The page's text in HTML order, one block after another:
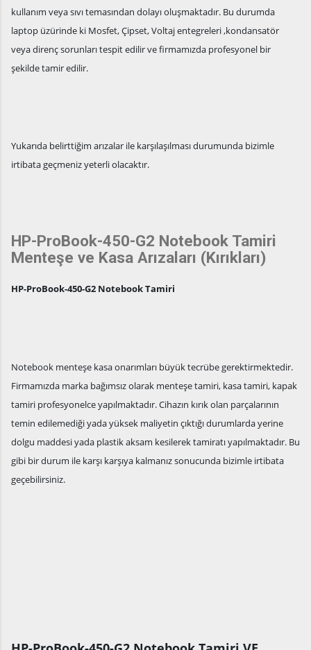
kullanım veya sıvı temasından dolayı oluşmaktadır. Bu durumda
laptop üzürinde ki Mosfet, Çipset, Voltaj entegreleri ,kondansatör
veya direnç sorunları tespit edilir ve firmamızda profesyonel bir
şekilde tamir edilir.
Yukarıda belirttiğim arızalar ile karşılaşılması durumunda bizimle
irtibata geçmeniz yeterli olacaktır.
HP-ProBook-450-G2 Notebook Tamiri
Menteşe ve Kasa Arızaları (Kırıkları)
HP-ProBook-450-G2 Notebook Tamiri
Notebook menteşe kasa onarımları büyük tecrübe gerektirmektedir.
Firmamızda marka bağımsız olarak menteşe tamiri, kasa tamiri, kapak
tamiri profesyonelce yapılmaktadır. Cihazın kırık olan parçalarının
temin edilemediği yada yüksek maliyetin çıktığı durumlarda yerine
dolgu maddesi yada plastik aksam kesilerek tamiratı yapılmaktadır. Bu
gibi bir durum ile karşı karşıya kalmanız sonucunda bizimle irtibata
geçebilirsiniz.